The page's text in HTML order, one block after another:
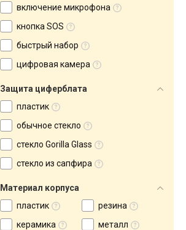
включение микрофона
кнопка SOS
быстрый набор
цифровая камера
Защита циферблата
пластик
обычное стекло
стекло Gorilla Glass
стекло из сапфира
Материал корпуса
пластик
резина
керамика
металл